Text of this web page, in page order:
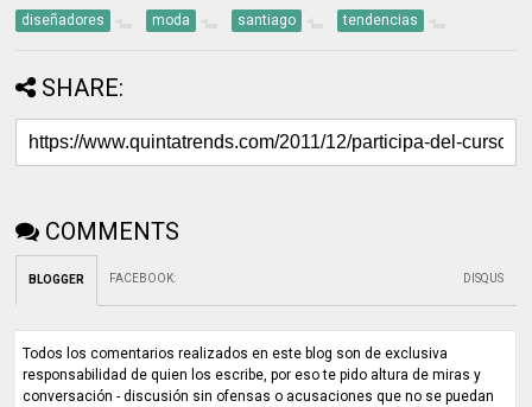
diseñadores moda santiago tendencias
SHARE:
COMMENTS
BLOGGER FACEBOOK: DISQUS
Todos los comentarios realizados en este blog son de exclusiva
responsabilidad de quien los escribe, por eso te pido altura de miras y
conversación - discusión sin ofensas o acusaciones que no se puedan